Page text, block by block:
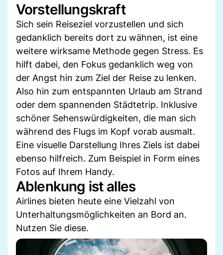
Vorstellungskraft
Sich sein Reiseziel vorzustellen und sich
gedanklich bereits dort zu wähnen, ist eine
weitere wirksame Methode gegen Stress. Es
hilft dabei, den Fokus gedanklich weg von
der Angst hin zum Ziel der Reise zu lenken.
Also hin zum entspannten Urlaub am Strand
oder dem spannenden Städtetrip. Inklusive
schöner Sehenswürdigkeiten, die man sich
während des Flugs im Kopf vorab ausmalt.
Eine visuelle Darstellung Ihres Ziels ist dabei
ebenso hilfreich. Zum Beispiel in Form eines
Fotos auf Ihrem Handy.
Ablenkung ist alles
Airlines bieten heute eine Vielzahl von
Unterhaltungsmöglichkeiten an Bord an.
Nutzen Sie diese.